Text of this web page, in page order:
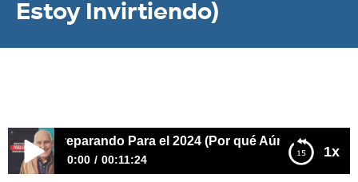
Estoy Invirtiendo)
1x
Preparando Para el 2024 (Por qué Aún Estoy
0:00 00:11:24